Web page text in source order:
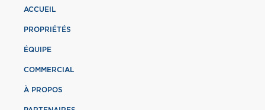
ACCUEIL
PROPRIÉTÉS
ÉQUIPE
COMMERCIAL
À PROPOS